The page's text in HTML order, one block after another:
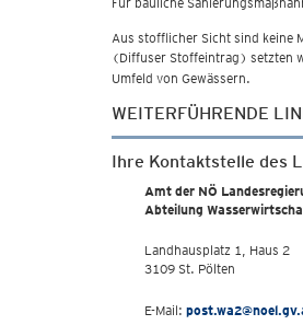
Aus stofflicher Sicht sind keine
(Diffuser Stoffeintrag) setzten
Umfeld von Gewässern.
WEITERFÜHRENDE
Ihre Kontaktstelle des
Amt der NÖ
Abteilung
Landhausplatz 1, Haus 2
3109 St. Pölten
E-Mail: